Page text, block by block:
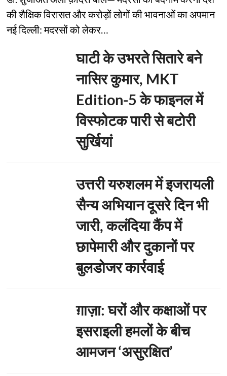
की शैक्षिक विरासत और करोड़ों लोगों की भावनाओं का अपमान
नई दिल्ली: मदरसों को लेकर…
घाटी के उभरते सितारे बने
नासिर कुमार, MKT
Edition-5 के फाइनल में
विस्फोटक पारी से बटोरी
सुर्खियां
उत्तरी यरुशलम में इजरायली
सैन्य अभियान दूसरे दिन भी
जारी, कलंदिया कैंप में
छापेमारी और दुकानों पर
बुलडोजर कार्रवाई
ग़ाज़ा: घरों और कक्षाओं पर
इसराइली हमलों के बीच
आमजन ‘असुरक्षित’